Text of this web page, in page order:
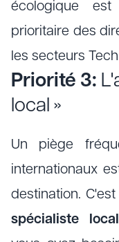
écologique
prioritaire des
les secteurs
Priorité 3:
local »
Un piège
internationaux
destination.
spécialiste